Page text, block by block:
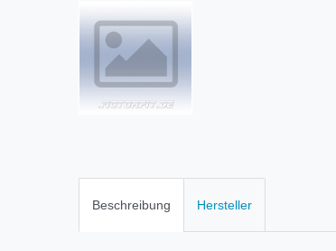
Beschreibung Hersteller